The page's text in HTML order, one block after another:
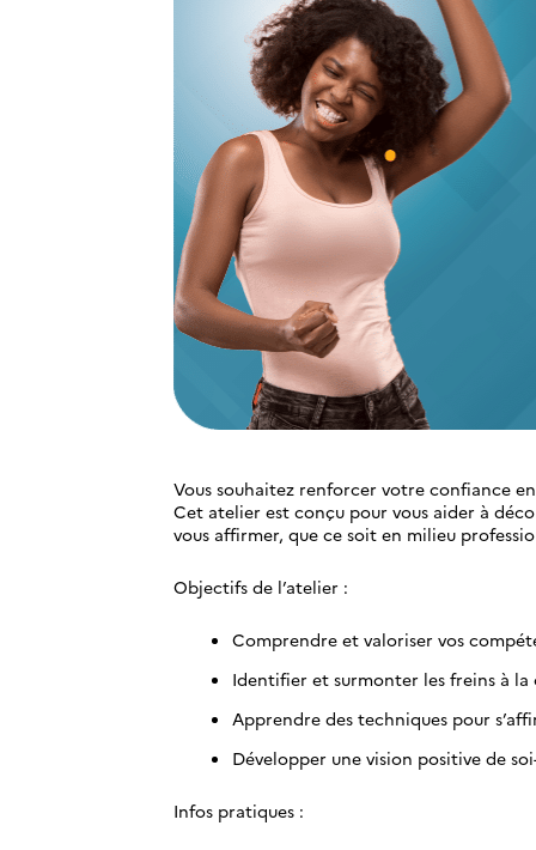
Vous souhaitez renforcer votre confiance
Cet atelier est conçu pour vous aider à
vous affirmer, que ce soit en milieu
Objectifs de l’atelier :
Comprendre et valoriser vos
Identifier et surmonter les freins à la
Apprendre des techniques pour
Développer une vision positive de
Infos pratiques :